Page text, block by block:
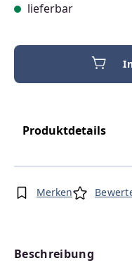
lieferbar
Produktdetails
Merken
Beschreibung